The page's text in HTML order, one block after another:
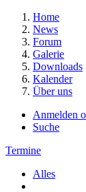
Home
News
Forum
Galerie
Downloads
Kalender
Über uns
Anmelden
Suche
Termine
Alles